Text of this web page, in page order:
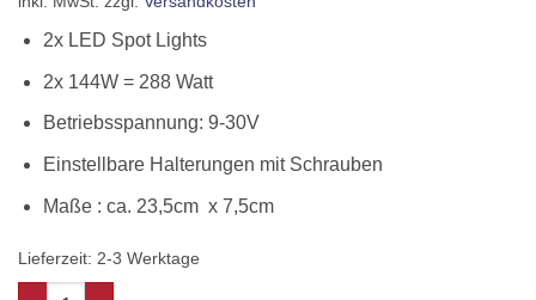
2x LED Spot Lights
2x 144W = 288 Watt
Betriebsspannung: 9-30V
Einstellbare Halterungen mit Schrauben
Maße : ca. 23,5cm x 7,5cm
Lieferzeit: 2-3 Werktage
LED Spot Lights Arbeitsscheinwerfer 2 Stück 2x 144W Menge